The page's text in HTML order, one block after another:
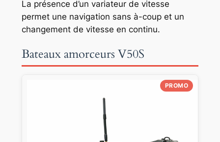
La présence d’un variateur de vitesse
permet une navigation sans à-coup et un
changement de vitesse en continu.
Bateaux amorceurs V50S
PROMO